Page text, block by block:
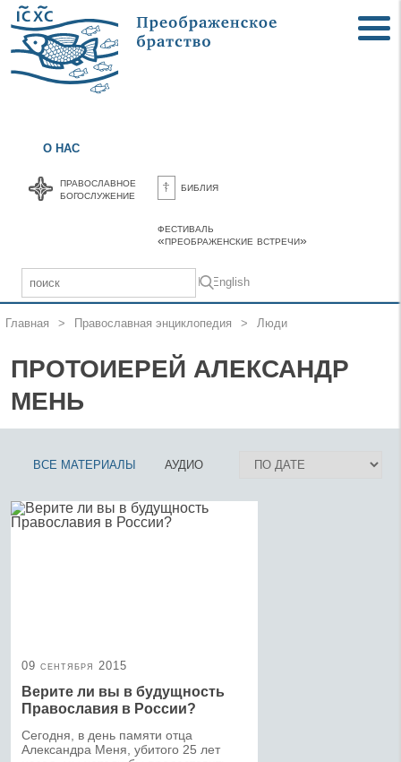
О НАС
православное
богослужение
библия
фестиваль
«преображенские встречи»
In English
Главная > Православная энциклопедия > Люди
ПРОТОИЕРЕЙ АЛЕКСАНДР
МЕНЬ
ВСЕ МАТЕРИАЛЫ АУДИО
09 сентября 2015
Верите ли вы в будущность
Православия в России?
Сегодня, в день памяти отца
Александра Меня, убитого 25 лет